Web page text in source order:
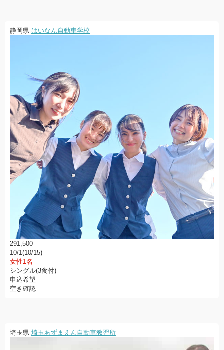
静岡県 はいなん自動車学校
291,500
10/1(10/15)
女性1名
シングル(3食付)
申込希望
空き確認
埼玉県 埼玉あずまえん自動車教習所